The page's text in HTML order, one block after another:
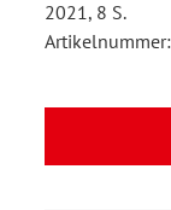
2021, 8 S.